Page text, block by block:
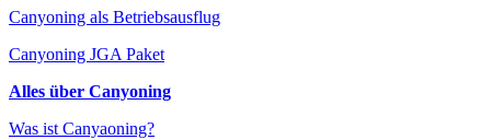
Canyoning als Betriebsausflug
Canyoning JGA Paket
Alles über Canyoning
Was ist Canyaoning?